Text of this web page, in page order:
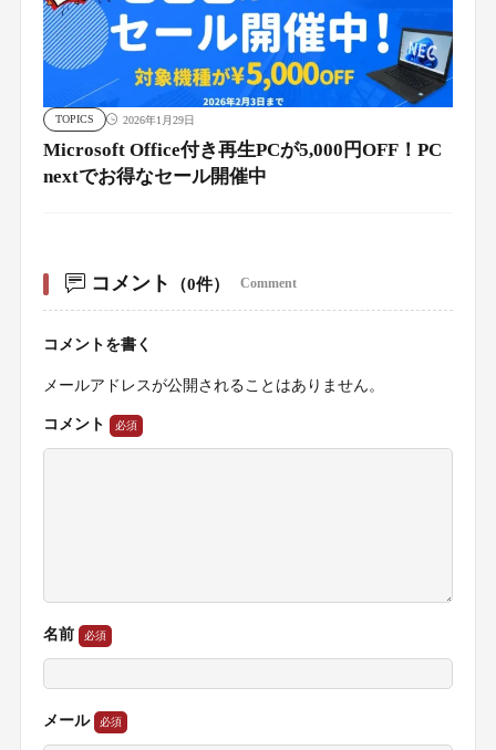
TOPICS 2026年1月29日
Microsoft Office付き再生PCが5,000円OFF！PC
nextでお得なセール開催中
コメント （0件） Comment
コメントを書く
メールアドレスが公開されることはありません。
コメント
名前
メール